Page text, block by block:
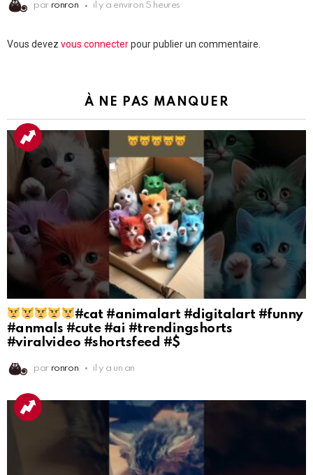
par ronron il y a environ 5 heures
Laisser
Vous devez vous connecterpour publier un commentaire.
À NE PAS MANQUER
#cat #animalart #digitalart #funny
#anmals #cute #ai #trendingshorts
#viralvideo #shortsfeed #$
par ronron il y a un an